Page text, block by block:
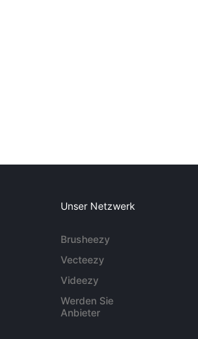
Unser Netzwerk
Brusheezy
Vecteezy
Videezy
Werden Sie
Anbieter